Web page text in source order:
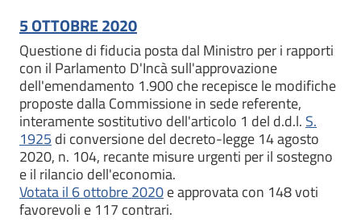
5 OTTOBRE 2020
Questione di fiducia posta dal Ministro per i rapporti
con il Parlamento D'Incà sull'approvazione
dell'emendamento 1.900 che recepisce le modifiche
proposte dalla Commissione in sede referente,
interamente sostitutivo dell'articolo 1 del d.d.l. S.
1925 di conversione del decreto-legge 14 agosto
2020, n. 104, recante misure urgenti per il sostegno
e il rilancio dell'economia.
Votata il 6 ottobre 2020e approvata con 148 voti
favorevoli e 117 contrari.